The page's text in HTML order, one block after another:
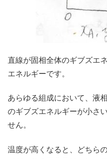
直線が固相全体のギブズエ
エネルギーです。
あらゆる組成において、液
のギブズエネルギーが小さ
せん。
温度が高くなると、どちら